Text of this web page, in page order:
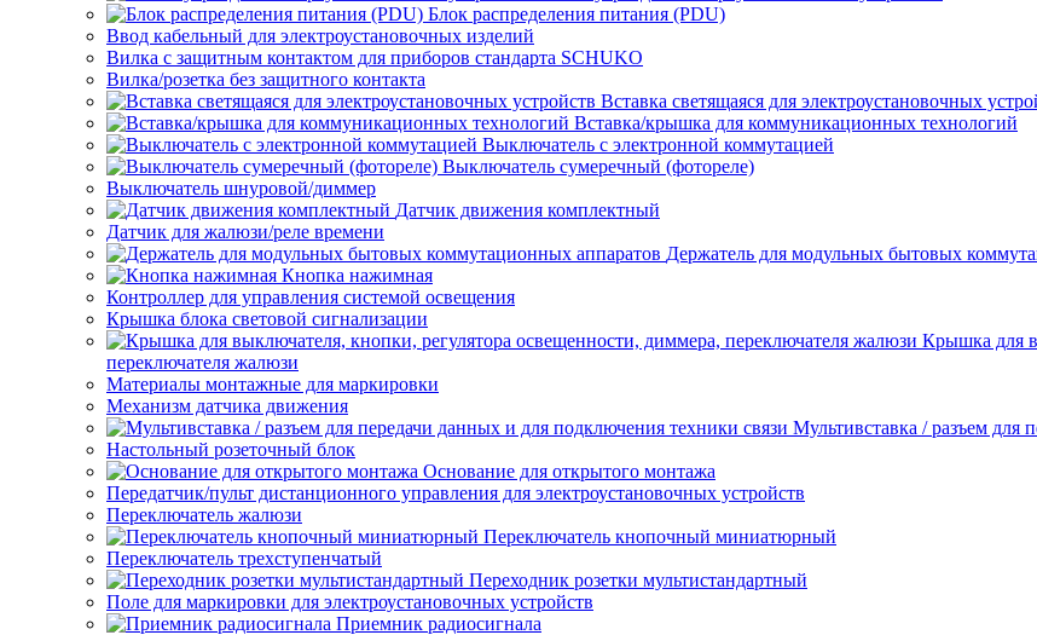
Блок распределения питания (PDU)
Ввод кабельный для электроустановочных изделий
Вилка с защитным контактом для приборов стандарта SCHUKO
Вилка/розетка без защитного контакта
Вставка светящаяся для электроустановочных
Вставка/крышка для коммуникационных технологий
Выключатель с электронной коммутацией
Выключатель сумеречный (фотореле)
Выключатель шнуровой/диммер
Датчик движения комплектный
Датчик для жалюзи/реле времени
Держатель для модульных бытовых
Кнопка нажимная
Контроллер для управления системой освещения
Крышка блока световой сигнализации
Крышка для
переключателя жалюзи
Материалы монтажные для маркировки
Механизм датчика движения
Мультивставка / разъем для
Настольный розеточный блок
Основание для открытого монтажа
Передатчик/пульт дистанционного управления для электроустановочных устройств
Переключатель жалюзи
Переключатель кнопочный миниатюрный
Переключатель трехступенчатый
Переходник розетки мультистандартный
Поле для маркировки для электроустановочных устройств
Приемник радиосигнала